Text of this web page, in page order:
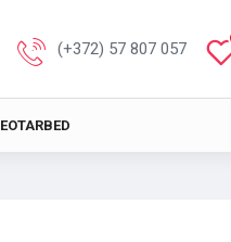
(+372) 57 807 057